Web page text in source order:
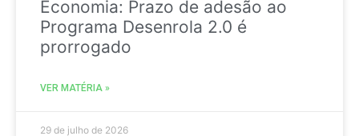
Economia: Prazo de adesão ao
Programa Desenrola 2.0 é
prorrogado
VER MATÉRIA »
29 de julho de 2026